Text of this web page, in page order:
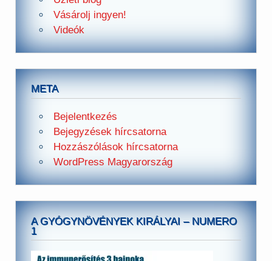
Vásárolj ingyen!
Videók
META
Bejelentkezés
Bejegyzések hírcsatorna
Hozzászólások hírcsatorna
WordPress Magyarország
A GYÓGYNÖVÉNYEK KIRÁLYAI – NUMERO
1